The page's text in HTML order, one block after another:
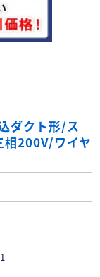
ダクト形/ス
200V/ワイヤ